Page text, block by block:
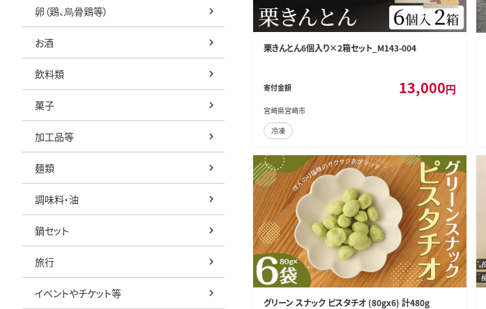
卵（鶏、烏骨鶏等）
お酒
飲料類
菓子
加工品等
麺類
調味料・油
鍋セット
旅行
イベントやチケット等
栗きんとん6個入り×2箱セット_M143-004
寄付金額 13,000円
宮崎県宮崎市
冷凍
グリーン スナック ピスタチオ (80gx6) 計480g